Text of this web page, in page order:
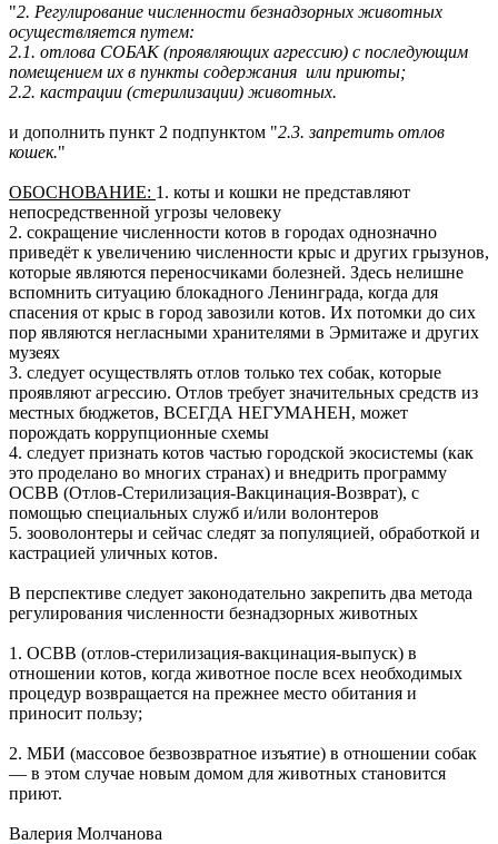
"2. Регулирование численности безнадзорных животных
осуществляется путем:
2.1. отлова СОБАК (проявляющих агрессию) с последующим
помещением их в пункты содержания или приюты;
2.2. кастрации (стерилизации) животных.
и дополнить пункт 2 подпунктом "2.3. запретить отлов
кошек."
ОБОСНОВАНИЕ: 1. коты и кошки не представляют
непосредственной угрозы человеку
2. сокращение численности котов в городах однозначно
приведёт к увеличению численности крыс и других грызунов,
которые являются переносчиками болезней. Здесь нелишне
вспомнить ситуацию блокадного Ленинграда, когда для
спасения от крыс в город завозили котов. Их потомки до сих
пор являются негласными хранителями в Эрмитаже и других
музеях
3. следует осуществлять отлов только тех собак, которые
проявляют агрессию. Отлов требует значительных средств из
местных бюджетов, ВСЕГДА НЕГУМАНЕН, может
порождать коррупционные схемы
4. следует признать котов частью городской экосистемы (как
это проделано во многих странах) и внедрить программу
ОСВВ (Отлов-Стерилизация-Вакцинация-Возврат), с
помощью специальных служб и/или волонтеров
5. зооволонтеры и сейчас следят за популяцией, обработкой и
кастрацией уличных котов.
В перспективе следует законодательно закрепить два метода
регулирования численности безнадзорных животных
1. ОСВВ (отлов-стерилизация-вакцинация-выпуск) в
отношении котов, когда животное после всех необходимых
процедур возвращается на прежнее место обитания и
приносит пользу;
2. МБИ (массовое безвозвратное изъятие) в отношении собак
— в этом случае новым домом для животных становится
приют.
Валерия Молчанова